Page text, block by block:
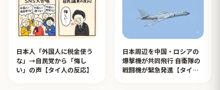
日本人「外国人に税金使う
な」→自民党から「悔し
い」の声【タイ人の反応】
日本周辺を中国・ロシアの
爆撃機が共同飛行 自衛隊の
戦闘機が緊急発進【タイ人